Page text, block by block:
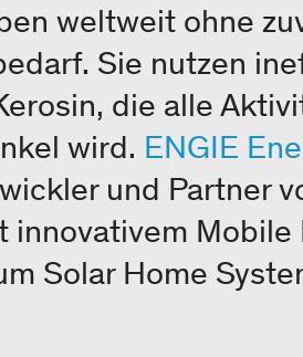
weltweit ohne
Sie nutzen
die alle
wird. ENGIE
und Partner
Solar Home